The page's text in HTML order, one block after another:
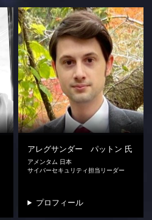
アレグサンダー パットン 氏
アメンタム 日本
サイバーセキュリティ担当リーダー
プロフィール